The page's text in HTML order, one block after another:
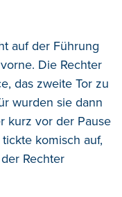
auf der Führung
Die Rechter
das zweite Tor zu
wurden sie dann
kurz vor der Pause
komisch auf,
Rechter